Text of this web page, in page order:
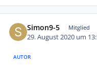
Simon9-5 Mitglied
29. August 2020 um
AUTOR